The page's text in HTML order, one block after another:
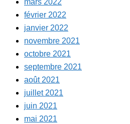
mars 2022
février 2022
janvier 2022
novembre 2021
octobre 2021
septembre 2021
août 2021
juillet 2021
juin 2021
mai 2021